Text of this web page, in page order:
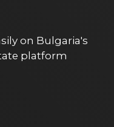
on Bulgaria's
platform